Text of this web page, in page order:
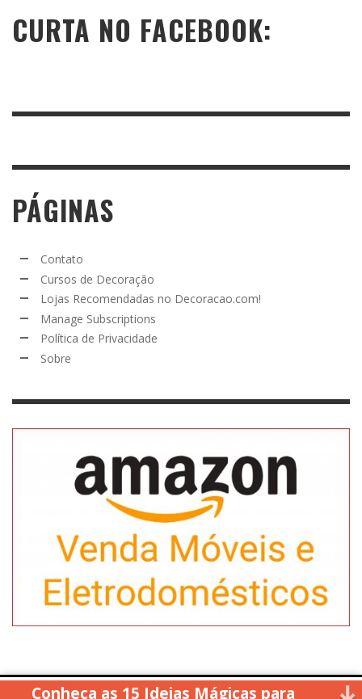
CURTA NO FACEBOOK:
PÁGINAS
Contato
Cursos de Decoração
Lojas Recomendadas no Decoracao.com!
Manage Subscriptions
Política de Privacidade
Sobre
Conheça as 15 Ideias Mágicas para